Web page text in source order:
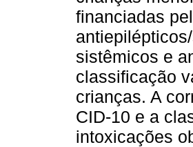
financiadas
sistêmicos e
classificação
crianças. A
CID-10 e a
intoxicações